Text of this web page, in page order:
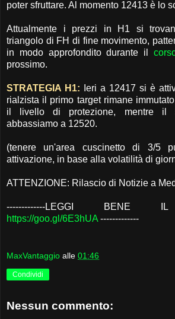
poter sfruttare. Al momento 12413 è lo
Attualmente i prezzi in H1 si
triangolo di FH di fine movimento,
in modo approfondito durante il
prossimo.
STRATEGIA H1: Ieri a 12417 si è
rialzista il primo target rimane
il livello di protezione, mentre il
abbassiamo a 12520.
(tenere un'area cuscinetto di 3/5
attivazione, in base alla volatilità di
ATTENZIONE: Rilascio di Notizie a
-------------LEGGI BENE IL
https://goo.gl/6E3hUA -------------
MaxVantaggio alle 01:46
Condividi
Nessun commento: